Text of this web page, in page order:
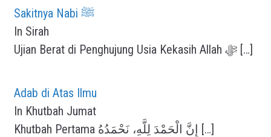
Sakitnya Nabi ﷺ
In Sirah
Ujian Berat di Penghujung Usia Kekasih Allah ﷻ […]
Adab di Atas Ilmu
In Khutbah Jumat
[…]